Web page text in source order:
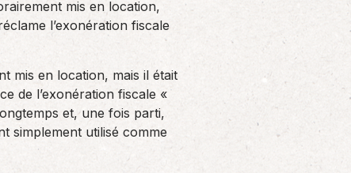
Solutions informatiques
Notre volonté de renforcer l’autonomie
de nos adhérents dans la tenue de leur
mis en location,
l’exonération fiscale
mis en location, mais il était
de l’exonération fiscale «
et, une fois parti,
simplement utilisé comme